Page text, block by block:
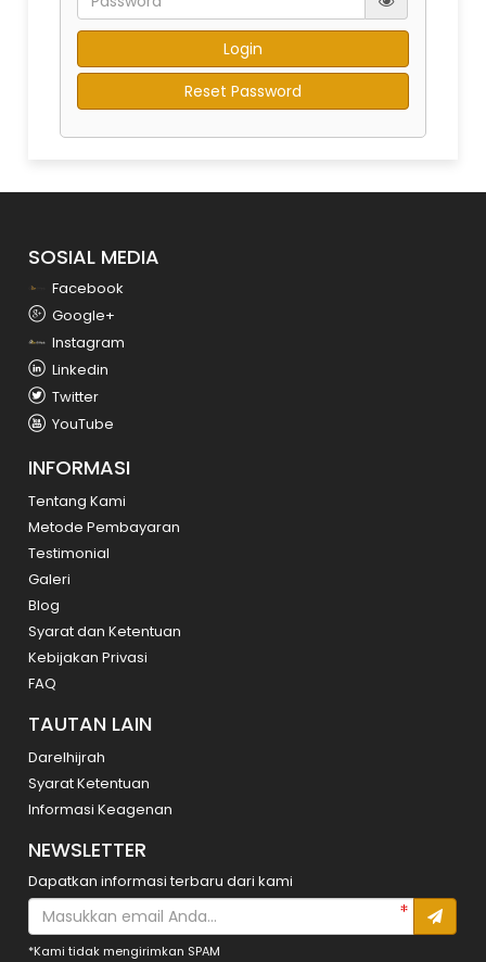
Reset Password
SOSIAL MEDIA
Facebook
Google+
Instagram
Linkedin
Twitter
YouTube
INFORMASI
Tentang Kami
Metode Pembayaran
Testimonial
Galeri
Blog
Syarat dan Ketentuan
Kebijakan Privasi
FAQ
TAUTAN LAIN
Darelhijrah
Syarat Ketentuan
Informasi Keagenan
NEWSLETTER
Dapatkan informasi terbaru dari kami
*Kami tidak mengirimkan SPAM